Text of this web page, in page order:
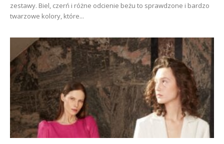
zestawy. Biel, czerń i różne odcienie beżu to sprawdzone i bardzo
twarzowe kolory, które...